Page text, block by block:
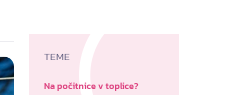
TEME
Na počitnice v toplice?